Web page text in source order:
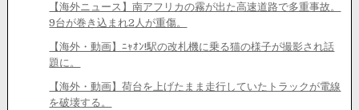
【海外ニュース】南アフリカの霧が出た高速道路で多重事故。
9台が巻き込まれ2人が重傷。
【海外・動画】ﾆｬｵﾝ!駅の改札機に乗る猫の様子が撮影され話
題に。
【海外・動画】荷台を上げたまま走行していたトラックが電線
を破壊する。